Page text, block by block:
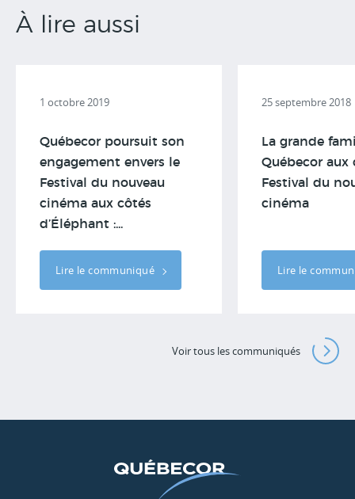
À lire aussi
1 octobre 2019
Québecor poursuit son
engagement envers le
Festival du nouveau
cinéma aux côtés
d’Éléphant :...
Lire le communiqué
25 septembre 2018
La grande
Québecor aux
Festival du
cinéma
Lire le
Voir tous les communiqués